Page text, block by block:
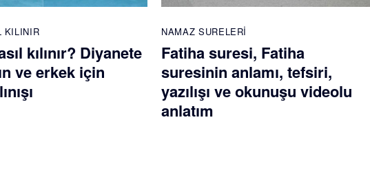
KILINIR
kılınır? Diyanete
ve erkek için
NAMAZ SURELERI
Fatiha suresi, Fatiha
suresinin anlamı, tefsiri,
yazılışı ve okunuşu videolu
anlatım